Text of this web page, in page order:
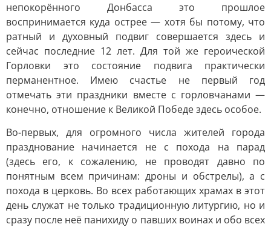
непокорённого Донбасса это прошлое
воспринимается куда острее — хотя бы потому, что
ратный и духовный подвиг совершается здесь и
сейчас последние 12 лет. Для той же героической
Горловки это состояние подвига практически
перманентное. Имею счастье не первый год
отмечать эти праздники вместе с горловчанами —
конечно, отношение к Великой Победе здесь особое.
Во-первых, для огромного числа жителей города
празднование начинается не с похода на парад
(здесь его, к сожалению, не проводят давно по
понятным всем причинам: дроны и обстрелы), а с
похода в церковь. Во всех работающих храмах в этот
день служат не только традиционную литургию, но и
сразу после неё панихиду о павших воинах и обо всех